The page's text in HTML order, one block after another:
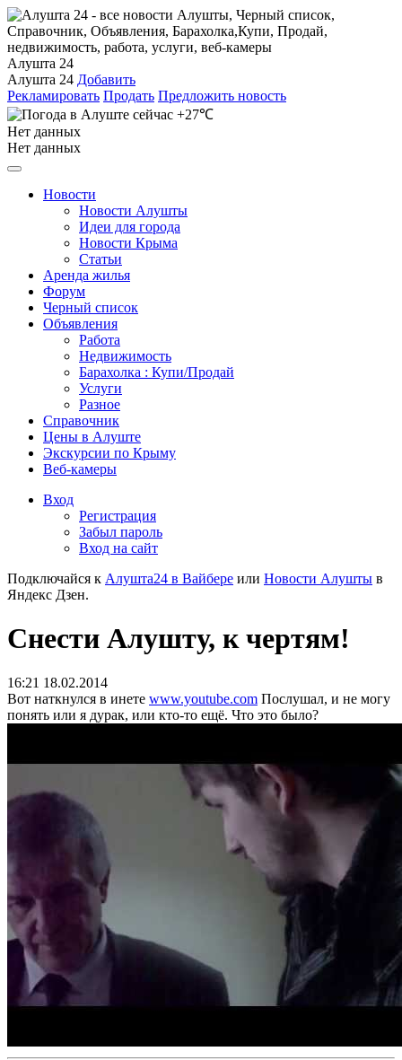
Алушта 24
Алушта 24 Добавить
Рекламировать Продать Предложить новость
+27℃
Нет данных
Нет данных
Новости
Новости Алушты
Идеи для города
Новости Крыма
Статьи
Аренда жилья
Форум
Черный список
Объявления
Работа
Недвижимость
Барахолка : Купи/Продай
Услуги
Разное
Справочник
Цены в Алуште
Экскурсии по Крыму
Веб-камеры
Вход
Регистрация
Забыл пароль
Вход на сайт
Подключайся к Алушта24 в Вайбере или Новости Алушты в
Яндекс Дзен.
Снести Алушту, к чертям!
16:21 18.02.2014
Вот наткнулся в инете www.youtube.com Послушал, и не могу
понять или я дурак, или кто-то ещё. Что это было?